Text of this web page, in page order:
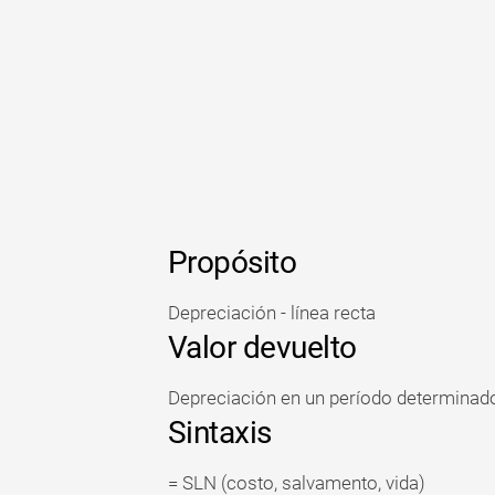
Propósito
Depreciación - línea recta
Valor devuelto
Depreciación en un período
Sintaxis
= SLN (costo, salvamento, vida)